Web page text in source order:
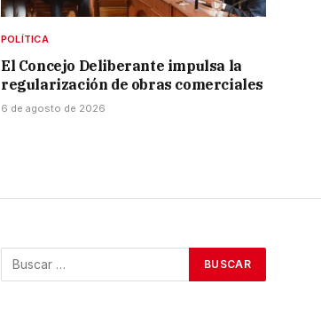
POLÍTICA
El Concejo Deliberante impulsa la
regularización de obras comerciales
6 de agosto de 2026